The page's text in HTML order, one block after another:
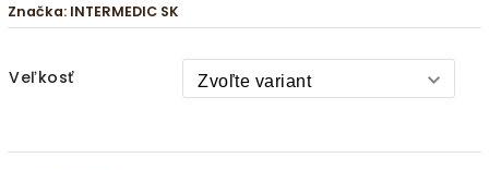
Značka: INTERMEDIC SK
Veľkosť